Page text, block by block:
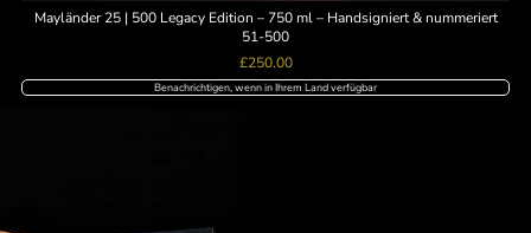
Mayländer 25 | 500 Legacy Edition – 750 ml – Handsigniert & nummeriert
51-500
£250.00
Benachrichtigen, wenn in Ihrem Land verfügbar